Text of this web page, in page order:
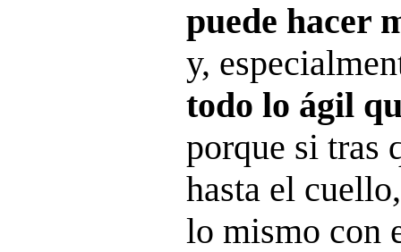
puede hacer
y,
todo lo ágil
porque si tras
hasta el
lo mismo con